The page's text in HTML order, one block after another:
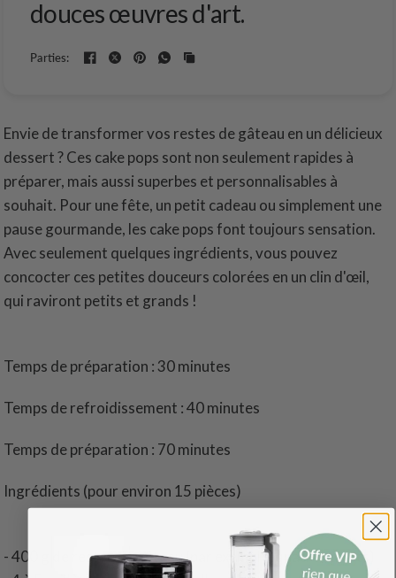
douces œuvres d'art.
Parties:
Envie de transformer vos restes de gâteau en un délicieux
dessert ? Ces cake pops sont non seulement rapides à
préparer, mais aussi superbes et personnalisables à
souhait. Pour une fête, un petit cadeau ou simplement une
pause gourmande, les cake pops font toujours sensation.
Avec seulement quelques ingrédients, vous pouvez
concocter ces petites douceurs colorées en un clin d'œil,
qui raviront petits et grands !
Temps de préparation : 30 minutes
Temps de refroidissement : 40 minutes
Temps de préparation : 70 minutes
Ingrédients (pour environ 15 pièces)
- 400 g de restes de gâteau (par exemple, quatre-quarts)